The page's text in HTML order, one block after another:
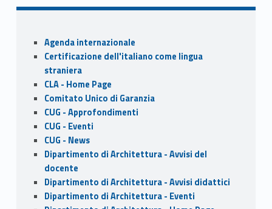
k
Sidebar
Agenda internazionale
Certificazione dell'italiano come lingua
straniera
CLA - Home Page
Comitato Unico di Garanzia
CUG - Approfondimenti
CUG - Eventi
CUG - News
Dipartimento di Architettura - Avvisi del
docente
Dipartimento di Architettura - Avvisi didattici
Dipartimento di Architettura - Eventi